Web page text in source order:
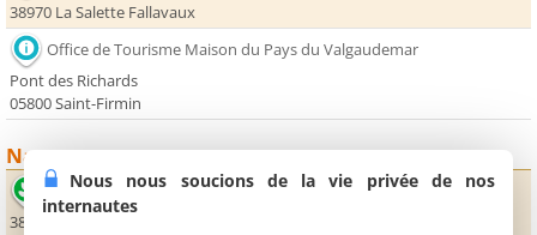
38970 La Salette Fallavaux
Office de Tourisme Maison du Pays du Valgaudemar
Pont des Richards
05800 Saint-Firmin
Nature
Grande tête de l'Obiou
38710 Saint-Baudille et Pipet
Nous nous soucions de la vie privée de nos
internautes